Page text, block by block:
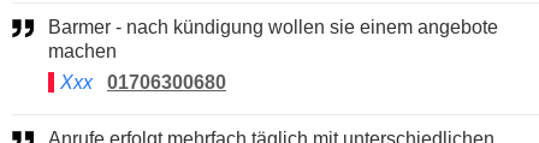
Barmer - nach kündigung wollen sie einem angebote
machen
Xxx
01706300680
Anrufe erfolgt mehrfach täglich mit unterschiedlichen